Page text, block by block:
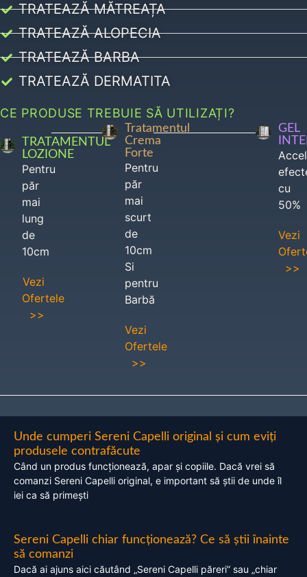
TRATEAZĂ MĂTREAȚA
TRATEAZĂ ALOPECIA
TRATEAZĂ BARBA
TRATEAZĂ DERMATITA
CE PRODUSE TREBUIE SĂ UTILIZAȚI?
TRATAMENTUL
LOZIONE
Pentru
păr
mai
lung
de
10cm
Vezi
Ofertele
>>
Tratamentul
Crema
Forte
Pentru
păr
mai
scurt
de
10cm
Si
pentru
Barbă
Vezi
Ofertele
>>
GEL
cu
50%
Vezi
>>
Unde cumperi Sereni Capelli original și cum eviți
produsele contrafăcute
Când un produs funcționează, apar și copiile. Dacă vrei să
comanzi Sereni Capelli original, e important să știi de unde îl
iei ca să primești
Sereni Capelli chiar funcționează? Ce să știi înainte
să comanzi
Dacă ai ajuns aici căutând „Sereni Capelli păreri” sau „chiar